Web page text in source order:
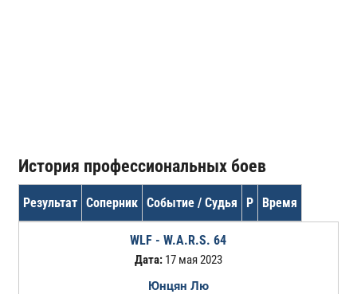
История профессиональных боев
Результат Соперник Событие / Судья Р Время
WLF - W.A.R.S. 64
Дата:17 мая 2023
Юнцян Лю